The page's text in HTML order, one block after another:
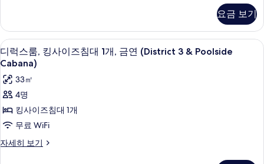
전
망
사
진
모
두
보
기
장
망
자
세
히
보
기
두
보
기
View
자
세
히
기
요금 보기
디
럭
스
룸,
킹
사
이
오리/거위털 이불, 필로우탑 침대, 객실
9
디럭스룸, 킹사이즈침대 1개, 금연 (District 3 & Poolside
Cabana)
33㎡
4명
킹사이즈침대 1개
무료 WiFi
자세히 보기
디